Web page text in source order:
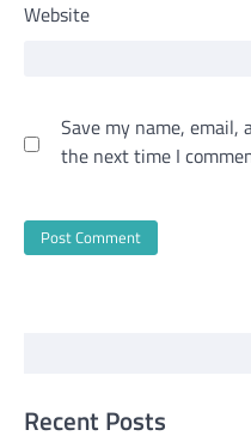
Website
Save my name,
the next time I
Recent Posts